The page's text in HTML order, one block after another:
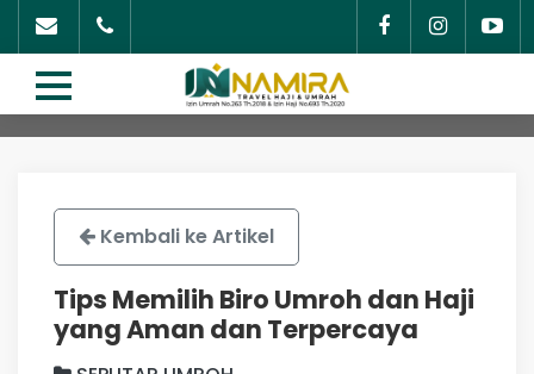
Kembali ke Artikel
Tips Memilih Biro Umroh dan Haji
yang Aman dan Terpercaya